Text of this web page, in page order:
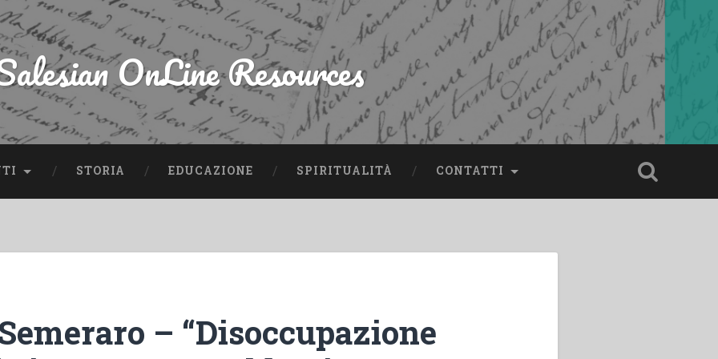
OnLine Resources
STORIA EDUCAZIONE SPIRITUALITÀ CONTATTI
– “Disoccupazione